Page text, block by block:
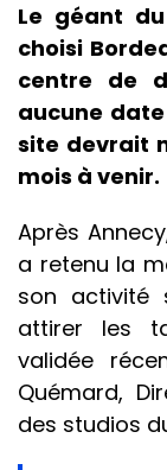
Le géant
choisi
centre de
aucune
site devrait
mois à venir.
Après
a retenu la
son activité
attirer les
validée
Quémard,
des studios